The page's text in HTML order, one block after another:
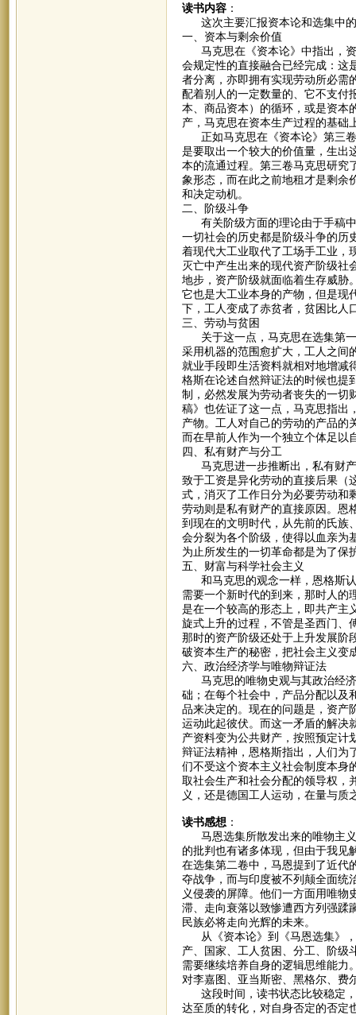
读书内容：
这次主要汇报资本论和选集中的
一、资本与剩余价值
马克思在《资本论》中指出，资
会规定性的直接融合已经完成：这
者分离，亦即拥有实现劳动所必需
配着别人的一定数量的、它不支付
本、商品资本）的循环，或是资本
产，马克思在资本生产过程的基础
正如马克思在《资本论》第三卷
是要取出一个较大的价值量，生出
本的流通过程。第三卷马克思研究
象形态，而在此之前地租才是剩余
和决定动机。
二、阶级斗争
有关阶级方面的理论由于手稿中
一切社会的历史都是阶级斗争的历
着现代大工业取代了工场手工业，
灭亡中产生出来的现代资产阶级社
地步，资产阶级就面临着生存威胁
它也是大工业本身的产物，但是现
下，工人变成了赤贫者，贫困比人
三、劳动与贫困
关于这一点，马克思在选集第一
采用机器的范围愈扩大，工人之间
就业手段即生活资料就相对地增减
格斯在论述自然辩证法的时候也
制，必然发展为劳动者丧失的一切
稿》也佐证了这一点，马克思指出
产物。工人对自己的劳动的产品的
而在早前人作为一个独立个体足以
四、私有财产与分工
马克思进一步推断出，私有财产
致于工资是异化劳动的直接后果（
式，消灭了工作日分为必要劳动和
劳动则是私有财产的直接原因。恩
到现在的文明时代，从先前的氏族
会分裂为各个阶级，使得以血亲为
为止所发生的一切革命都是为了保
五、财富与科学社会主义
和马克思的观念一样，恩格斯认
需要一个新时代的到来，那时人的
是在一个较高的形态上，即共产主
旋式上升的过程，不管是圣西门、
那时的资产阶级还处于上升发展阶
破资本生产的秘密，把社会主义变
六、政治经济学与唯物辩证法
马克思的唯物史观与其政治经济
础；在每个社会中，产品分配以及
品来决定的。现在的问题是，资产
运动此起彼伏。而这一矛盾的解决
产资料变为公共财产，按照预定计
辩证法精神，恩格斯指出，人们为
们不受这个资本主义社会制度本身
取社会生产和社会分配的领导权，
义，还是德国工人运动，在量与质
读书感想 ：
马恩选集所散发出来的唯物主义
的批判也有诸多体现，但由于我见
在选集第二卷中，马恩提到了近代
夺战争，而与印度被不列颠全面统
义侵袭的屏障。他们一方面用唯
滞、走向衰落以致惨遭西方列强蹂
民族必将走向光辉的未来。
从《资本论》到《马恩选集》，
产、国家、工人贫困、分工、阶级
需要继续培养自身的逻辑思维能力
对李嘉图、亚当斯密、黑格尔、费
这段时间，读书状态比较稳定，
达至质的转化，对自身否定的否定